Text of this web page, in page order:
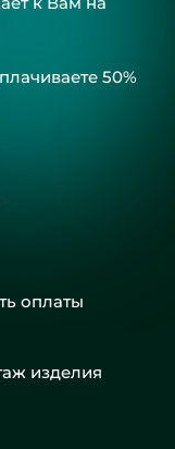
50%
оплаты
изделия